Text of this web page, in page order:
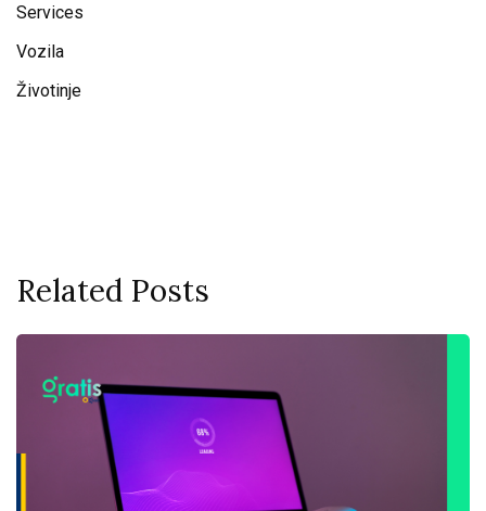
Services
Vozila
Životinje
Related Posts